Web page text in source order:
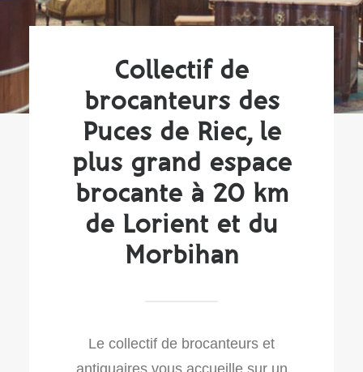
Collectif de
brocanteurs des
Puces de Riec, le
plus grand espace
brocante à 20 km
de Lorient et du
Morbihan
Le collectif de brocanteurs et
antiquaires vous accueille sur un